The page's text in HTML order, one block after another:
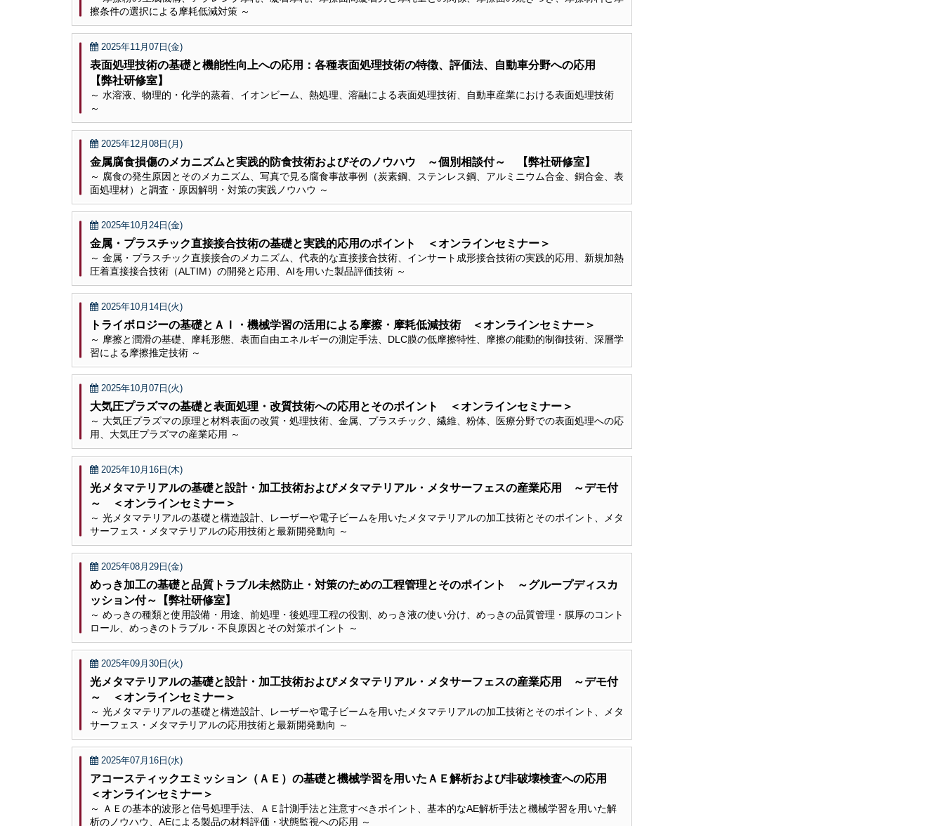
擦条件の選択による摩耗低減対策 ～
2025年11月07日(金)
表面処理技術の基礎と機能性向上への応用：各種表面処理技術の特徴、評価法、自動車分野への応用
【弊社研修室】
～ 水溶液、物理的・化学的蒸着、イオンビーム、熱処理、溶融による表面処理技術、自動車産業における表面処理技術
～
2025年12月08日(月)
金属腐食損傷のメカニズムと実践的防食技術およびそのノウハウ ～個別相談付～ 【弊社研修室】
～ 腐食の発生原因とそのメカニズム、写真で見る腐食事故事例（炭素鋼、ステンレス鋼、アルミニウム合金、銅合金、表
面処理材）と調査・原因解明・対策の実践ノウハウ ～
2025年10月24日(金)
金属・プラスチック直接接合技術の基礎と実践的応用のポイント ＜オンラインセミナー＞
～ 金属・プラスチック直接接合のメカニズム、代表的な直接接合技術、インサート成形接合技術の実践的応用、新規加熱
圧着直接接合技術（ALTIM）の開発と応用、AIを用いた製品評価技術 ～
2025年10月14日(火)
トライボロジーの基礎とＡＩ・機械学習の活用による摩擦・摩耗低減技術 ＜オンラインセミナー＞
～ 摩擦と潤滑の基礎、摩耗形態、表面自由エネルギーの測定手法、DLC膜の低摩擦特性、摩擦の能動的制御技術、深層学
習による摩擦推定技術 ～
2025年10月07日(火)
大気圧プラズマの基礎と表面処理・改質技術への応用とそのポイント ＜オンラインセミナー＞
～ 大気圧プラズマの原理と材料表面の改質・処理技術、金属、プラスチック、繊維、粉体、医療分野での表面処理への応
用、大気圧プラズマの産業応用 ～
2025年10月16日(木)
光メタマテリアルの基礎と設計・加工技術およびメタマテリアル・メタサーフェスの産業応用 ～デモ付
～ ＜オンラインセミナー＞
～ 光メタマテリアルの基礎と構造設計、レーザーや電子ビームを用いたメタマテリアルの加工技術とそのポイント、メタ
サーフェス・メタマテリアルの応用技術と最新開発動向 ～
2025年08月29日(金)
めっき加工の基礎と品質トラブル未然防止・対策のための工程管理とそのポイント ～グループディスカ
ッション付～【弊社研修室】
～ めっきの種類と使用設備・用途、前処理・後処理工程の役割、めっき液の使い分け、めっきの品質管理・膜厚のコント
ロール、めっきのトラブル・不良原因とその対策ポイント ～
2025年09月30日(火)
光メタマテリアルの基礎と設計・加工技術およびメタマテリアル・メタサーフェスの産業応用 ～デモ付
～ ＜オンラインセミナー＞
～ 光メタマテリアルの基礎と構造設計、レーザーや電子ビームを用いたメタマテリアルの加工技術とそのポイント、メタ
サーフェス・メタマテリアルの応用技術と最新開発動向 ～
2025年07月16日(水)
アコースティックエミッション（ＡＥ）の基礎と機械学習を用いたＡＥ解析および非破壊検査への応用
＜オンラインセミナー＞
～ ＡＥの基本的波形と信号処理手法、ＡＥ計測手法と注意すべきポイント、基本的なAE解析手法と機械学習を用いた解
析のノウハウ、AEによる製品の材料評価・状態監視への応用 ～